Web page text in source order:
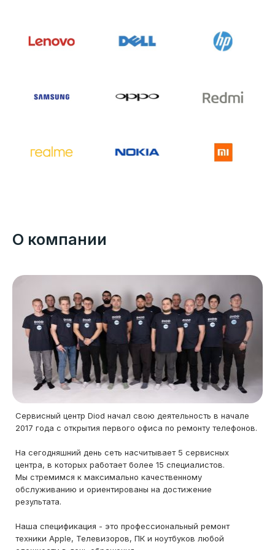
О компании
Сервисный центр Diod начал свою деятельность в начале
2017 года с открытия первого офиса по ремонту телефонов.
На сегодняшний день сеть насчитывает 5 сервисных
центра, в которых работает более 15 специалистов.
Мы стремимся к максимально качественному
обслуживанию и ориентированы на достижение
результата.
Наша спецификация - это профессиональный ремонт
техники Apple, Телевизоров, ПК и ноутбуков любой